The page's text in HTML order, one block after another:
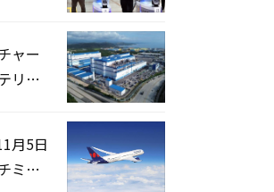
ャー
リー
月5日
ミン